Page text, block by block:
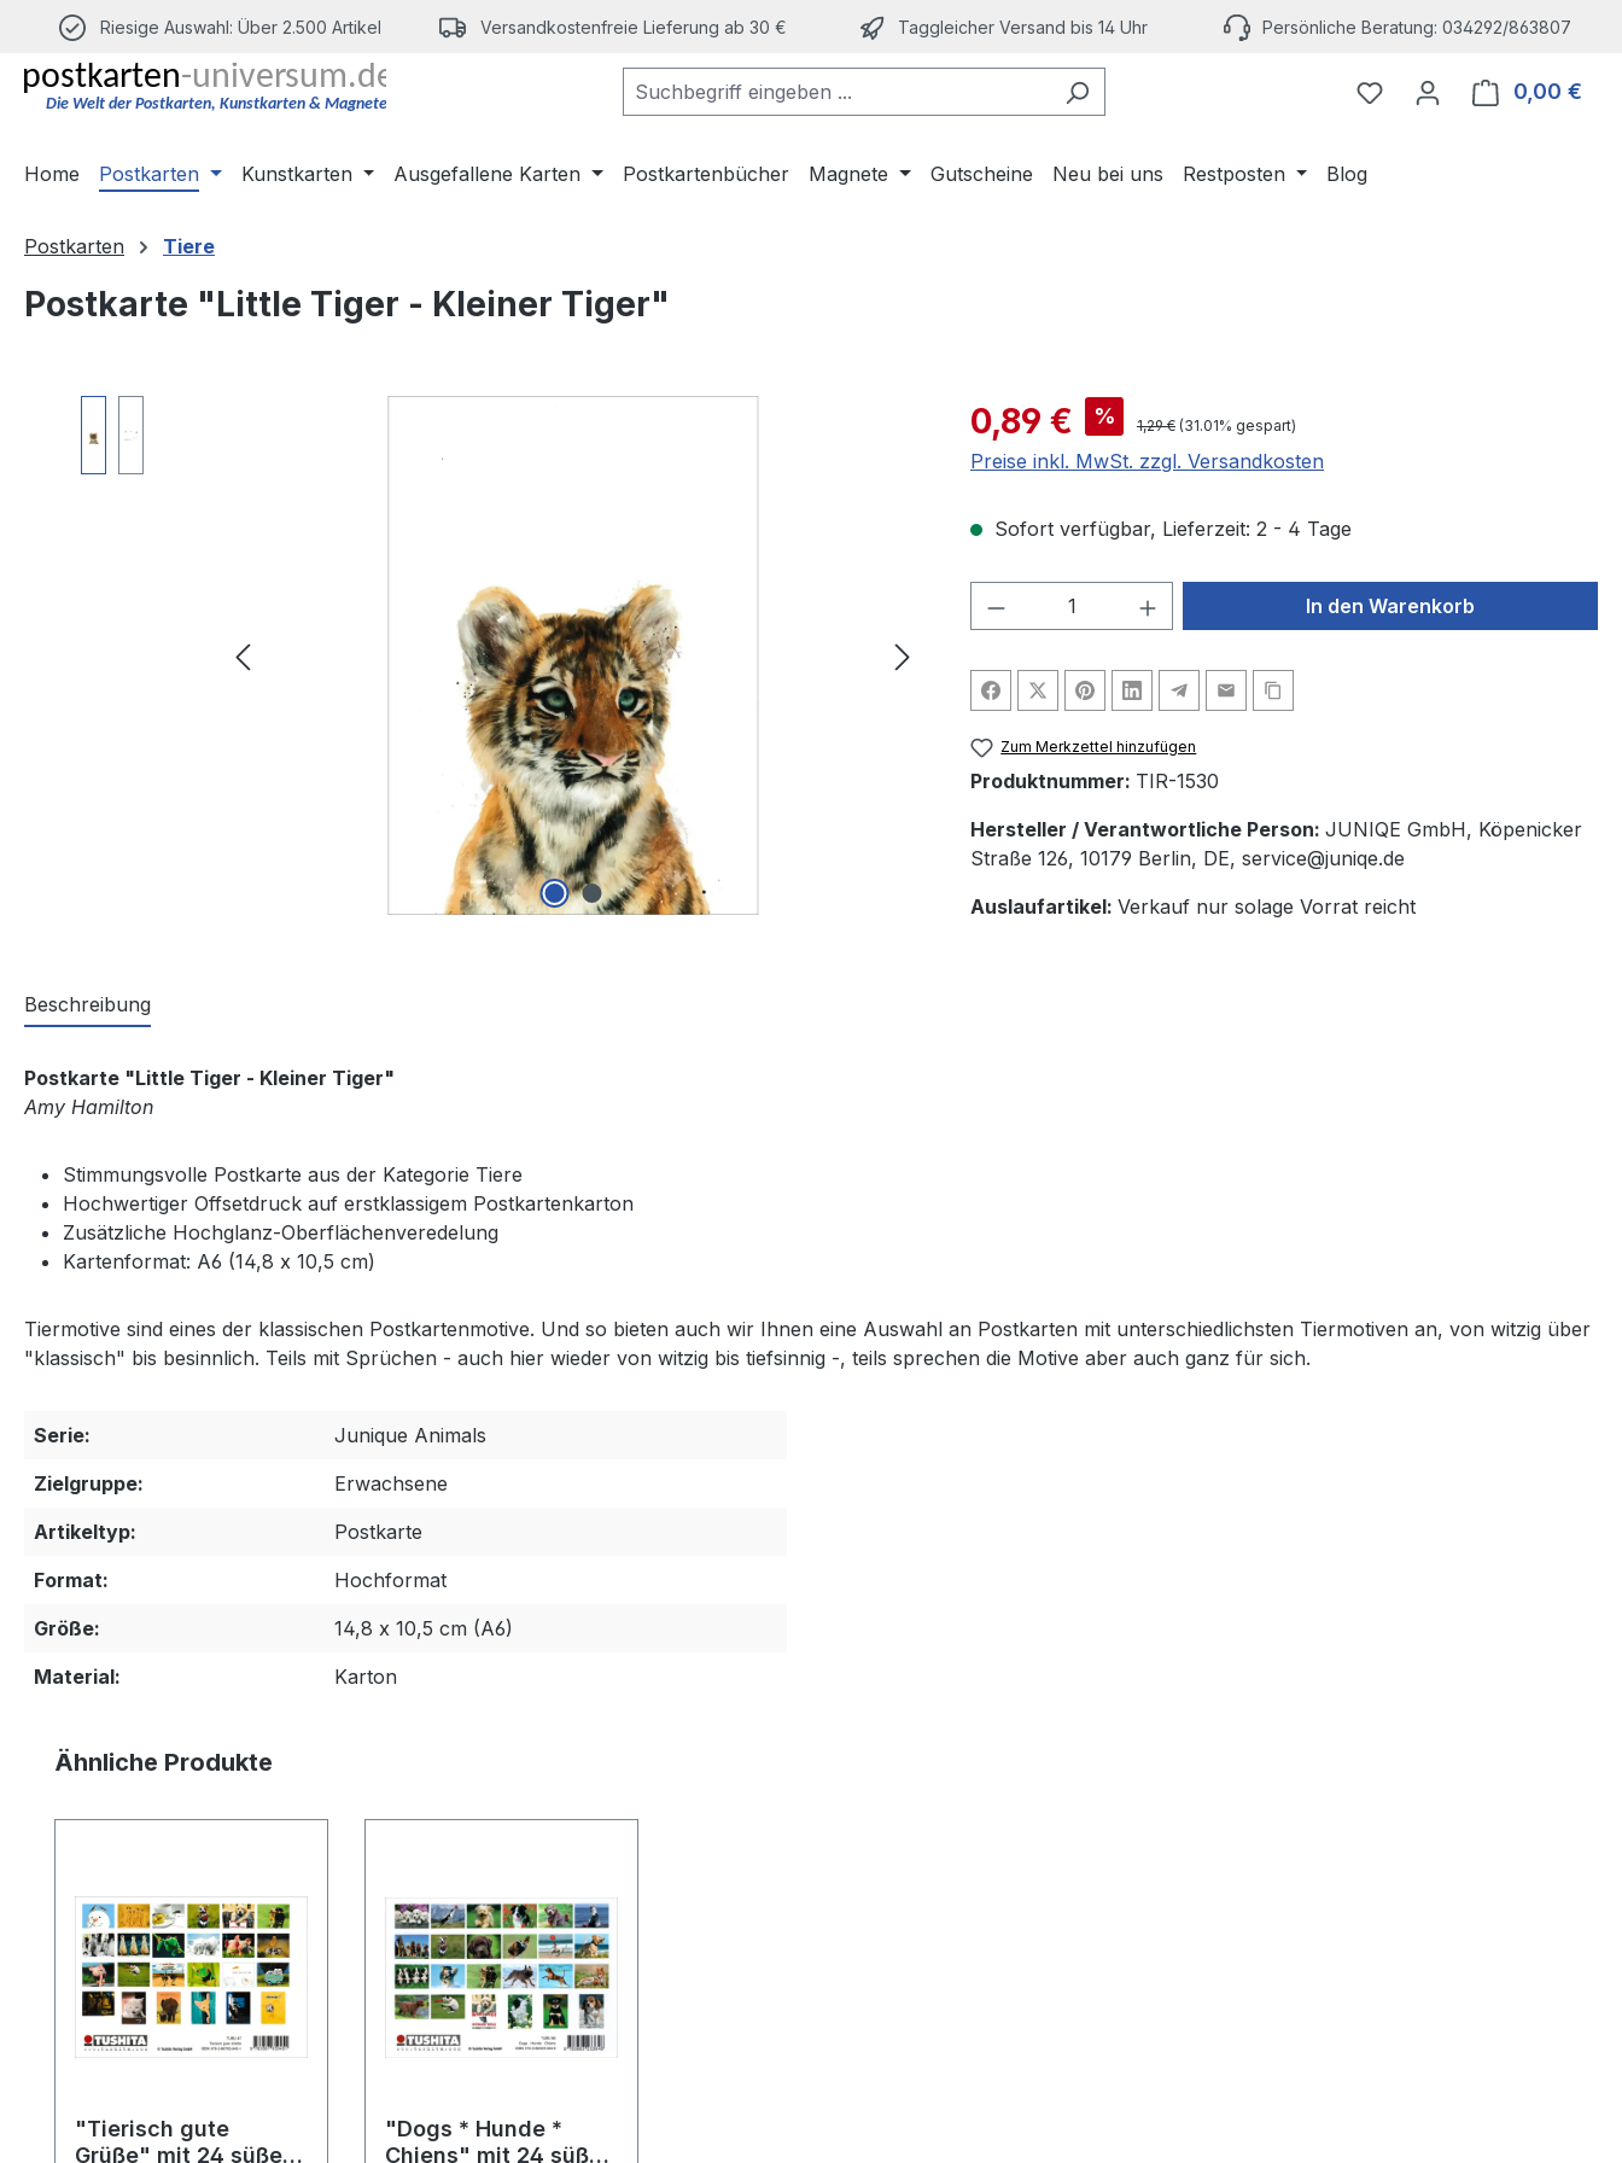
Hauptinhalt springen
Zur Suche springen
Zur Hauptnavigation springen
Riesige Auswahl: Über 2.500 Artikel Versandkostenfreie Lieferung ab 30 € Taggleicher Versand bis 14 Uhr Persönliche Beratung: 034292/863807
Du hast 0 Produkte auf
0,00 €
Home Postkarten Kunstkarten Ausgefallene Karten Postkartenbücher Magnete Gutscheine Neu bei uns Restposten Blog
Postkarten Tiere
Postkarte "Little Tiger - Kleiner Tiger"
Verkaufspreis:
0,89 € % Regulärer Preis:
1,29 € (31.01% gespart)
Preise inkl. MwSt. zzgl. Versandkosten
Sofort verfügbar, Lieferzeit: 2 - 4 Tage
Produkt Anzahl: Gib den gewünschten Wert
In den Warenkorb
Zum Merkzettel hinzufügen
Produktnummer: TIR-1530
Hersteller / Verantwortliche Person: JUNIQE GmbH, Köpenicker
Straße 126, 10179 Berlin, DE, service@juniqe.de
Auslaufartikel: Verkauf nur solage Vorrat reicht
Beschreibung
Postkarte "Little Tiger - Kleiner Tiger"
Amy Hamilton
Stimmungsvolle Postkarte aus der Kategorie Tiere
Hochwertiger Offsetdruck auf erstklassigem Postkartenkarton
Zusätzliche Hochglanz-Oberflächenveredelung
Kartenformat: A6 (14,8 x 10,5 cm)
Tiermotive sind eines der klassischen Postkartenmotive. Und so bieten auch wir Ihnen eine Auswahl an Postkarten mit unterschiedlichsten Tiermotiven an, von witzig über
"klassisch" bis besinnlich. Teils mit Sprüchen - auch hier wieder von witzig bis tiefsinnig -, teils sprechen die Motive aber auch ganz für sich.
Serie:
Junique Animals
Zielgruppe:
Erwachsene
Artikeltyp:
Postkarte
Format:
Hochformat
Größe:
14,8 x 10,5 cm (A6)
Material:
Karton
Produktgalerie überspringen
Ähnliche Produkte
"Tierisch gute
Grüße" mit 24 süßen
"Dogs * Hunde *
Chiens" mit 24 süßen